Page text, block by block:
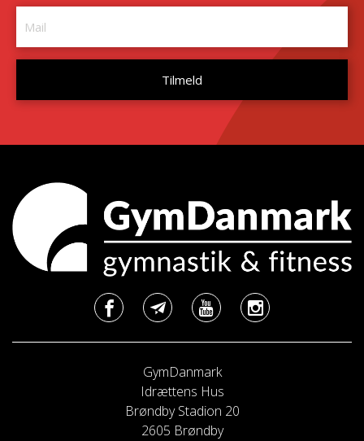
GymDanmark
Idrættens Hus
Brøndby Stadion 20
2605 Brøndby